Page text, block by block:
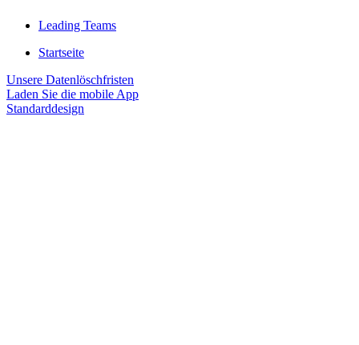
Leading Teams
Startseite
Unsere Datenlöschfristen
Laden Sie die mobile App
Standarddesign